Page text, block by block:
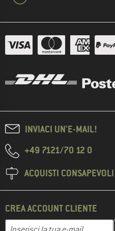
INVIACI UN'E-MAIL!
+49 7121/70 12 0
ACQUISTI CONSAPEVOLI
CREA ACCOUNT CLIENTE
Indirizzo e-mail
Inserisci qui il tuo indirizzo e-